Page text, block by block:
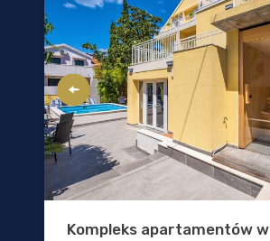
Kompleks apartamentów w